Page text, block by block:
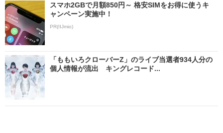
スマホ2GBで月額850円～ 格安SIMをお得に使うキ
ャンペーン実施中！
PR(IIJmio)
「ももいろクローバーZ」のライブ当選者934人分の
個人情報が流出 キングレコード...